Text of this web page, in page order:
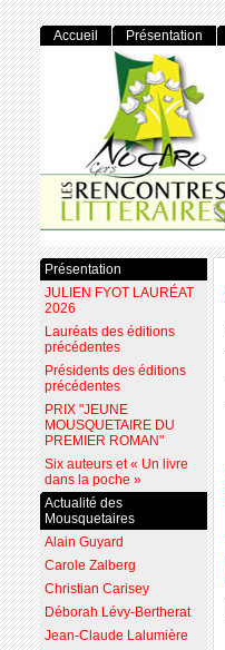
Accueil Présentation
Présentation
JULIEN FYOT LAURÉAT
2026
Lauréats des éditions
précédentes
Présidents des éditions
précédentes
PRIX "JEUNE
MOUSQUETAIRE DU
PREMIER ROMAN"
Six auteurs et « Un livre
dans la poche »
Actualité des
Mousquetaires
Alain Guyard
Carole Zalberg
Christian Carisey
Déborah Lévy-Bertherat
Jean-Claude Lalumière